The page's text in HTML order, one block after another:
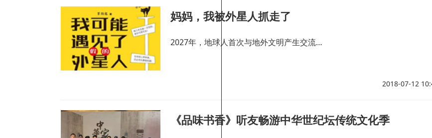
妈妈，我被外星人抓走了
2027年，地球人首次与地外文明产生交流…
2018-07-12
《品味书香》听友畅游中华世纪坛传统文化季